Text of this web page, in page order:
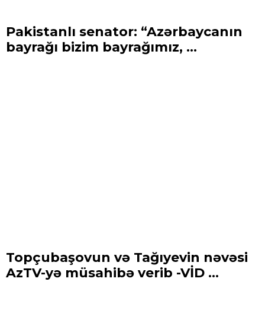
Pakistanlı senator: “Azərbaycanın
bayrağı bizim bayrağımız, ...
Topçubaşovun və Tağıyevin nəvəsi
AzTV-yə müsahibə verib -VİD ...